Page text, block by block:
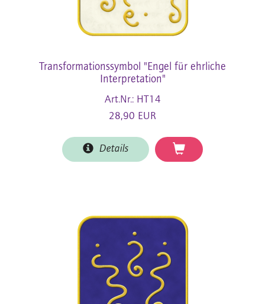
Transformationssymbol "Engel für ehrliche
Interpretation"
Art.Nr.: HT14
28,90 EUR
Details